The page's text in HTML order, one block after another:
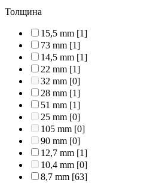
Толщина
15,5 mm [1]
73 mm [1]
14,5 mm [1]
22 mm [1]
32 mm [0]
28 mm [1]
51 mm [1]
25 mm [0]
105 mm [0]
90 mm [0]
12,7 mm [1]
10,4 mm [0]
8,7 mm [63]